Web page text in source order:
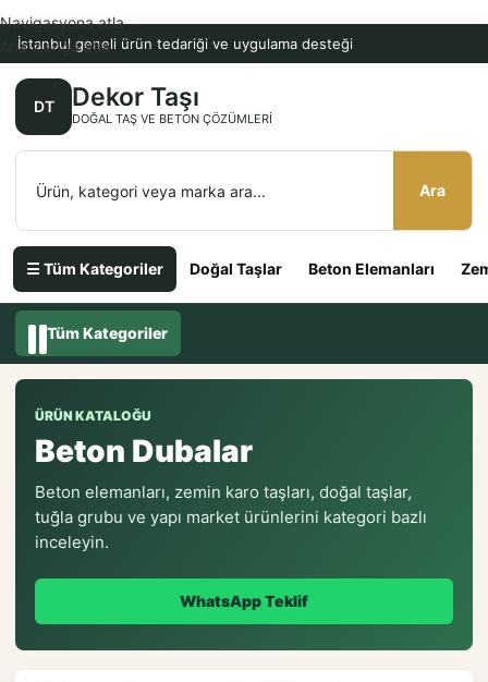
İstanbul geneli ürün tedariği ve uygulama desteği
DT Dekor Taşı
DOĞAL TAŞ VE BETON ÇÖZÜMLERI
Ara
☰ Tüm Kategoriler Doğal Taşlar Beton Elemanları
Navigasyona atla
Ana içeriğe atla
Tüm Kategoriler
ÜRÜN KATALOĞU
Beton Dubalar
Beton elemanları, zemin karo taşları, doğal taşlar,
tuğla grubu ve yapı market ürünlerini kategori bazlı
inceleyin.
WhatsApp Teklif